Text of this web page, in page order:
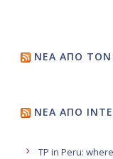
ΝΈΑ ΑΠΌ
ΝΈΑ ΑΠΌ
TP in Peru: